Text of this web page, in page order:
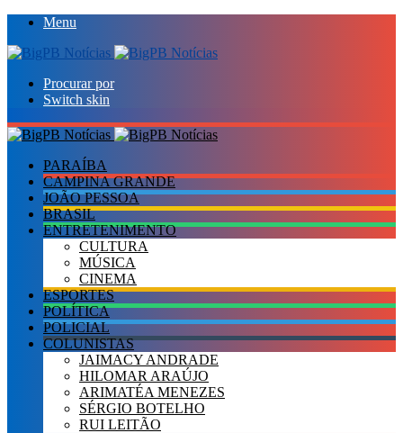
Menu
Procurar por
Switch skin
PARAÍBA
CAMPINA GRANDE
JOÃO PESSOA
BRASIL
ENTRETENIMENTO
CULTURA
MÚSICA
CINEMA
ESPORTES
POLÍTICA
POLICIAL
COLUNISTAS
JAIMACY ANDRADE
HILOMAR ARAÚJO
ARIMATÉA MENEZES
SÉRGIO BOTELHO
RUI LEITÃO